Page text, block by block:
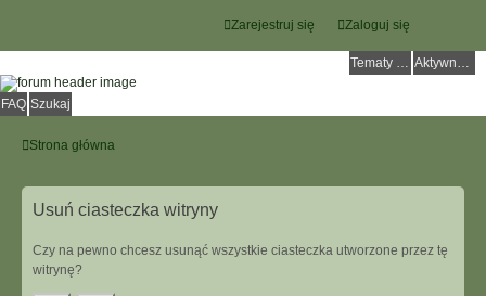
Zaloguj się
Zarejestruj się
Tematy bez odpowiedzi Aktywne tematy
FAQ Szukaj
Strona główna
Usuń ciasteczka witryny
Czy na pewno chcesz usunąć wszystkie ciasteczka utworzone przez tę
witrynę?